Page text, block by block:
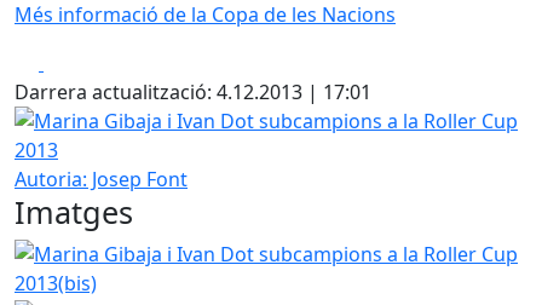
Més informació de la Copa de les Nacions
Darrera actualització: 4.12.2013 | 17:01
Marina Gibaja i Ivan Dot subcampions a la Roller Cup
Autoria: Josep Font
Imatges
Marina Gibaja i Ivan Dot subcampions a la Roller Cup